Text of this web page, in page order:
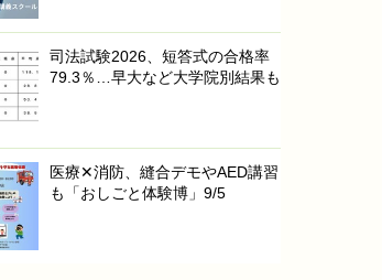
司法試験2026、短答式の合格率
79.3％…早大など大学院別結果も
医療✕消防、縫合デモやAED講習
も「おしごと体験博」9/5